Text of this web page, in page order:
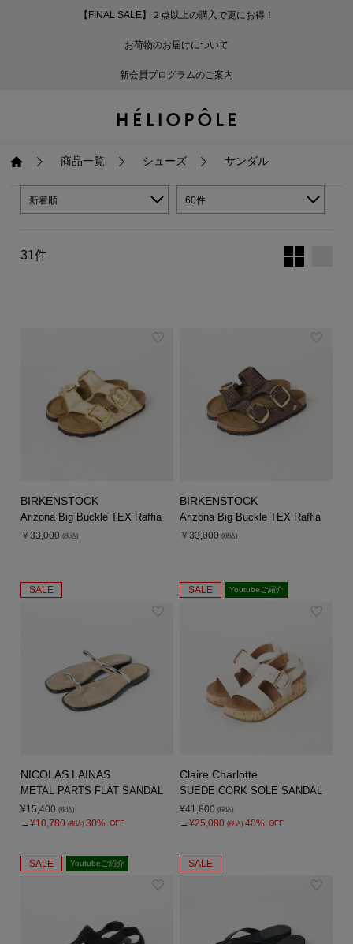
【FINAL SALE】２点以上の購入で更にお得！
お荷物のお届けについて
新会員プログラムのご案内
ジャケット・アウター
トップス
パンツ
アクセサリー
戻る
コート（29）
ジャケット（32）
ブルゾン（21）
戻る
Tシャツ・カットソ
シャツ・ブラウス（
ニット（164）
ベスト・ジレ（28）
その他トップス（21
パンツ
戻る
パンツ（165）
スカート
戻る
スカート（86）
戻る
ワンピース（66）
戻る
サンダル（31）
パンプス（4）
レザーシューズ（1）
その他シューズ（2）
戻る
トートバッグ（22）
ショルダーバッグ（
かごバッグ（1）
ファッション雑貨
戻る
傘（10）
帽子（19）
ヘアアクセサリー（
ソックス・レッグウ
その他（2）
アクセサリー
戻る
ネックレス（9）
ピアス・イヤリング
その他アクセサリー
ジャケット・アウター
トップス
パンツ
アクセサリー
ジャケット・アウター
戻る
コート
ジャケット
トップス
戻る
Tシャツ・カットソー
シャツ・ブラウス
その他トップス
パンツ
戻る
サンダル
パンプス
レザーシューズ
その他シューズ
戻る
トートバッグ
ショルダーバッグ
ファッション雑貨
戻る
傘
帽子
ヘアアクセサリー
ソックス・レッグウ
その他
戻る
ネックレス
ピアス・イヤリング
その他アクセサリー
商品一覧 シューズ サンダル
新着順 60件
31件
BIRKENSTOCK
Arizona Big Buckle TEX Raffia
￥33,000 (税込)
BIRKENSTOCK
Arizona Big Buckle TEX Raffia
￥33,000 (税込)
SALE
NICOLAS LAINAS
METAL PARTS FLAT SANDAL
¥15,400 (税込)
→¥10,780 (税込) 30% OFF
SALE Youtubeご紹介
Claire Charlotte
SUEDE CORK SOLE SANDAL
¥41,800 (税込)
→¥25,080 (税込) 40% OFF
SALE Youtubeご紹介 SALE